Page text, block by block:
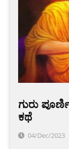
ಗುರು
ಕಥೆ
04/Dec/2023